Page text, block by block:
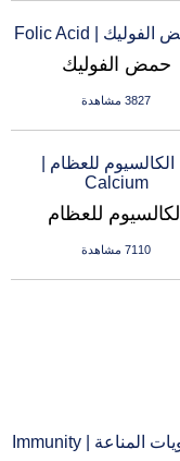
حمض الفوليك
3827 مشاهدة
الكالسيوم للعظام
7110 مشاهدة